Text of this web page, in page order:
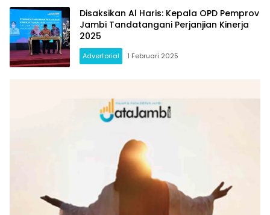
Disaksikan Al Haris: Kepala OPD Pemprov
Jambi Tandatangani Perjanjian Kinerja
2025
Advertorial 1 Februari 2025